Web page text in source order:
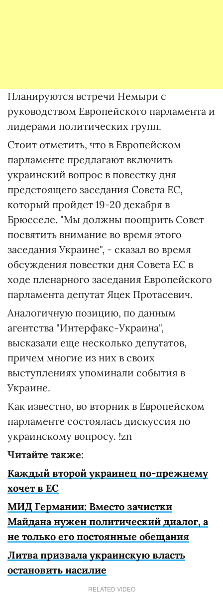
Планируются встречи Немыри с
руководством Европейского парламента и
лидерами политических групп.
Стоит отметить, что в Европейском
парламенте предлагают включить
украинский вопрос в повестку дня
предстоящего заседания Совета ЕС,
который пройдет 19-20 декабря в
Брюсселе. "Мы должны поощрить Совет
посвятить внимание во время этого
заседания Украине", - сказал во время
обсуждения повестки дня Совета ЕС в
ходе пленарного заседания Европейского
парламента депутат Яцек Протасевич.
Аналогичную позицию, по данным
агентства "Интерфакс-Украина",
высказали еще несколько депутатов,
причем многие из них в своих
выступлениях упоминали события в
Украине.
Как известно, во вторник в Европейском
парламенте состоялась дискуссия по
украинскому вопросу. !zn
Читайте также:
Каждый второй украинец по-прежнему
хочет в ЕС
МИД Германии: Вместо зачистки
Майдана нужен политический диалог, а
не только его постоянные обещания
Литва призвала украинскую власть
остановить насилие
RELATED VIDEO